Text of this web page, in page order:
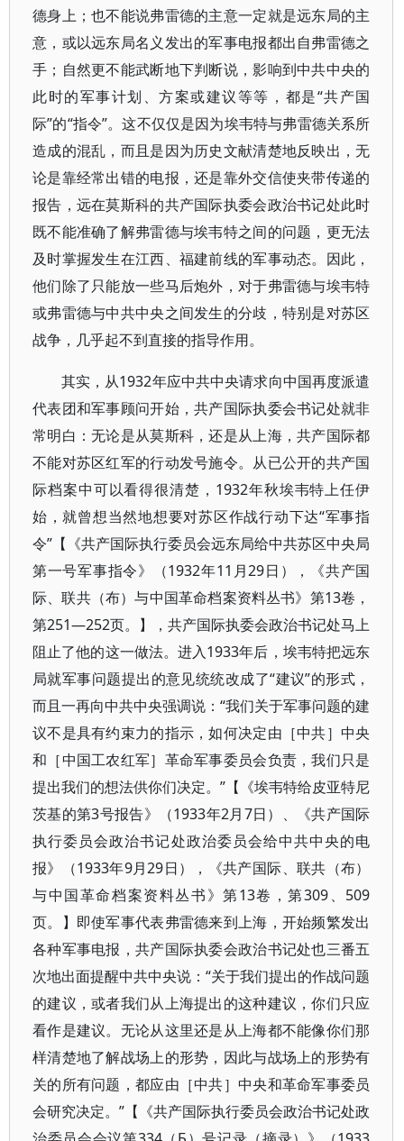
德身上；也不能说弗雷德的主意一定就是远东局的主
意，或以远东局名义发出的军事电报都出自弗雷德之
手；自然更不能武断地下判断说，影响到中共中央的
此时的军事计划、方案或建议等等，都是“共产国
际”的“指令”。这不仅仅是因为埃韦特与弗雷德关系所
造成的混乱，而且是因为历史文献清楚地反映出，无
论是靠经常出错的电报，还是靠外交信使夹带传递的
报告，远在莫斯科的共产国际执委会政治书记处此时
既不能准确了解弗雷德与埃韦特之间的问题，更无法
及时掌握发生在江西、福建前线的军事动态。因此，
他们除了只能放一些马后炮外，对于弗雷德与埃韦特
或弗雷德与中共中央之间发生的分歧，特别是对苏区
战争，几乎起不到直接的指导作用。
其实，从1932年应中共中央请求向中国再度派遣
代表团和军事顾问开始，共产国际执委会书记处就非
常明白：无论是从莫斯科，还是从上海，共产国际都
不能对苏区红军的行动发号施令。从已公开的共产国
际档案中可以看得很清楚，1932年秋埃韦特上任伊
始，就曾想当然地想要对苏区作战行动下达“军事指
令”【《共产国际执行委员会远东局给中共苏区中央局
第一号军事指令》（1932年11月29日），《共产国
际、联共（布）与中国革命档案资料丛书》第13卷，
第251—252页。】，共产国际执委会政治书记处马上
阻止了他的这一做法。进入1933年后，埃韦特把远东
局就军事问题提出的意见统统改成了“建议”的形式，
而且一再向中共中央强调说：“我们关于军事问题的建
议不是具有约束力的指示，如何决定由［中共］中央
和［中国工农红军］革命军事委员会负责，我们只是
提出我们的想法供你们决定。”【《埃韦特给皮亚特尼
茨基的第3号报告》（1933年2月7日）、《共产国际
执行委员会政治书记处政治委员会给中共中央的电
报》（1933年9月29日），《共产国际、联共（布）
与中国革命档案资料丛书》第13卷，第309、509
页。】即使军事代表弗雷德来到上海，开始频繁发出
各种军事电报，共产国际执委会政治书记处也三番五
次地出面提醒中共中央说：“关于我们提出的作战问题
的建议，或者我们从上海提出的这种建议，你们只应
看作是建议。无论从这里还是从上海都不能像你们那
样清楚地了解战场上的形势，因此与战场上的形势有
关的所有问题，都应由［中共］中央和革命军事委员
会研究决定。”【《共产国际执行委员会政治书记处政